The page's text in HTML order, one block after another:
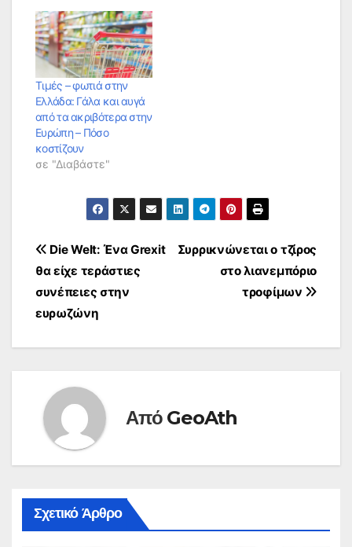
Τιμές – φωτιά στην
Ελλάδα: Γάλα και αυγά
από τα ακριβότερα στην
Ευρώπη – Πόσο
κοστίζουν
σε "Διαβάστε"
Πλοήγηση
άρθρων
Συρρικνώνεται ο τζίρος
στο λιανεμπόριο
τροφίμων
Die Welt: Ένα Grexit
θα είχε τεράστιες
συνέπειες στην
ευρωζώνη
Από GeoAth
Σχετικό Άρθρο